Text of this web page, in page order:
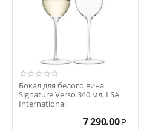
Бокал для белого вина
Signature Verso 340 мл, LSA
International
7 290.00 Р